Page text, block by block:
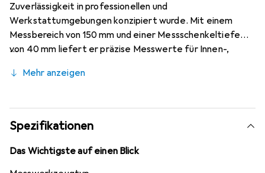
Zuverlässigkeit in professionellen und
Werkstattumgebungen konzipiert wurde. Mit einem
Messbereich von 150 mm und einer Messschenkeltiefe
von 40 mm liefert er präzise Messwerte für Innen-,
Standardmodell verfügt über ein absolutes Messsystem,
was eine konsistente Leistung ohne Notwendigkeit des
erneuten Nullstellens gewährleistet. Aus hochwertigem
Stahl mit schwarzer Oberfläche gefertigt, bietet der
Messschieber Haltbarkeit und Verschleissfestigkeit
Mehr anzeigen
Spezifikationen
Das Wichtigste auf einen Blick